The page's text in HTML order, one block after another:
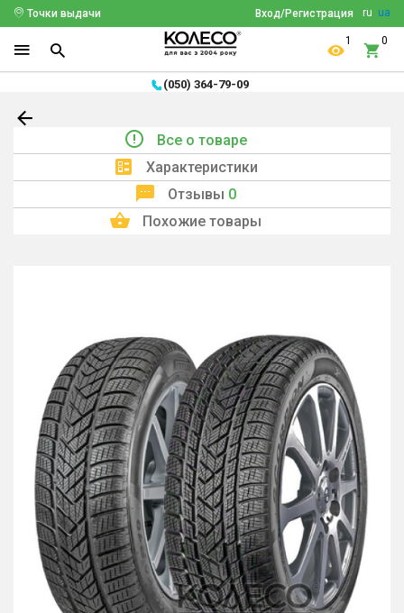
ru ua
Вход/Регистрация
Точки выдачи
1 0
(050) 364-79-09
Все о товаре
Характеристики
Отзывы 0
Похожие товары